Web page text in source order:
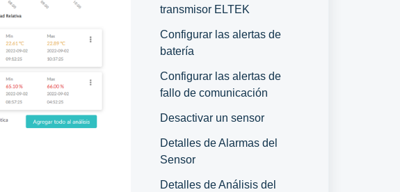
transmisor ELTEK
Configurar las alertas de
batería
Configurar las alertas de
fallo de comunicación
Desactivar un sensor
Detalles de Alarmas del
Sensor
Detalles de Análisis del